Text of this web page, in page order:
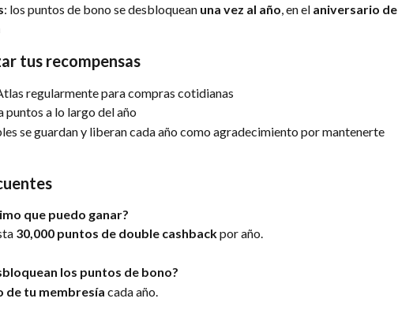
: los puntos de bono se desbloquean una vez al año, en el aniversario de
tus recompensas
regularmente para compras cotidianas
puntos a lo largo del año
se guardan y liberan cada año como agradecimiento por mantenerte
que puedo ganar?
30,000 puntos de double cashback por año.
los puntos de bono?
de tu membresía cada año.